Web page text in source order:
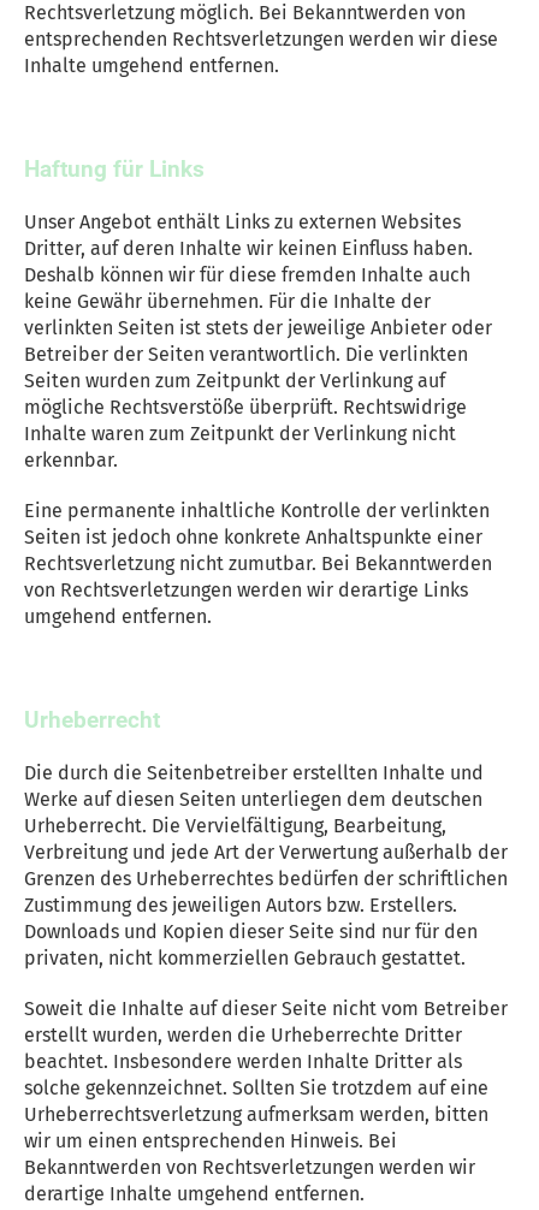
Rechtsverletzung möglich. Bei Bekanntwerden von
entsprechenden Rechtsverletzungen werden wir diese
Inhalte umgehend entfernen.
Haftung für Links
Unser Angebot enthält Links zu externen Websites
Dritter, auf deren Inhalte wir keinen Einfluss haben.
Deshalb können wir für diese fremden Inhalte auch
keine Gewähr übernehmen. Für die Inhalte der
verlinkten Seiten ist stets der jeweilige Anbieter oder
Betreiber der Seiten verantwortlich. Die verlinkten
Seiten wurden zum Zeitpunkt der Verlinkung auf
mögliche Rechtsverstöße überprüft. Rechtswidrige
Inhalte waren zum Zeitpunkt der Verlinkung nicht
erkennbar.
Eine permanente inhaltliche Kontrolle der verlinkten
Seiten ist jedoch ohne konkrete Anhaltspunkte einer
Rechtsverletzung nicht zumutbar. Bei Bekanntwerden
von Rechtsverletzungen werden wir derartige Links
umgehend entfernen.
Urheberrecht
Die durch die Seitenbetreiber erstellten Inhalte und
Werke auf diesen Seiten unterliegen dem deutschen
Urheberrecht. Die Vervielfältigung, Bearbeitung,
Verbreitung und jede Art der Verwertung außerhalb der
Grenzen des Urheberrechtes bedürfen der schriftlichen
Zustimmung des jeweiligen Autors bzw. Erstellers.
Downloads und Kopien dieser Seite sind nur für den
privaten, nicht kommerziellen Gebrauch gestattet.
Soweit die Inhalte auf dieser Seite nicht vom Betreiber
erstellt wurden, werden die Urheberrechte Dritter
beachtet. Insbesondere werden Inhalte Dritter als
solche gekennzeichnet. Sollten Sie trotzdem auf eine
Urheberrechtsverletzung aufmerksam werden, bitten
wir um einen entsprechenden Hinweis. Bei
Bekanntwerden von Rechtsverletzungen werden wir
derartige Inhalte umgehend entfernen.